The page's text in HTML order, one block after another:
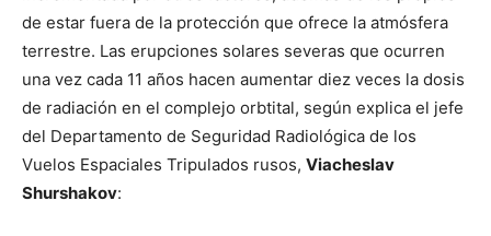
de estar fuera de la protección que ofrece la atmósfera
terrestre. Las erupciones solares severas que ocurren
una vez cada 11 años hacen aumentar diez veces la dosis
de radiación en el complejo orbtital, según explica el jefe
del Departamento de Seguridad Radiológica de los
Vuelos Espaciales Tripulados rusos, Viacheslav
Shurshakov: